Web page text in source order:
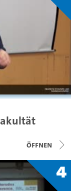
Öffnen
4